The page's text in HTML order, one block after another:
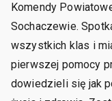
Komendy
Sochaczewie.
wszystkich klas i
pierwszej pomocy
dowiedzieli się jak